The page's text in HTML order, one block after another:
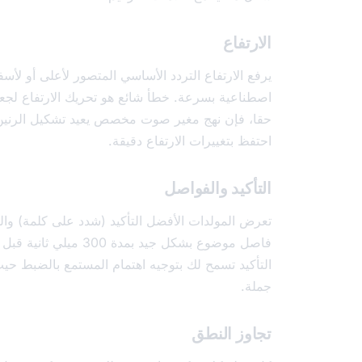
الارتفاع
يرفع الارتفاع التردد الأساسي المتصور لأعلى أو
اصطناعية بسرعة. خطأ شائع هو تحريك الارتفاع
حقا، فإن نهج مغير صوت مخصص يعيد تشكيل الرنين
احتفظ بتغييرات الارتفاع دقيقة.
التأكيد والفواصل
تعرض المولدات الأفضل التأكيد (شدد على كلمة)
فاصل موضوع بشكل
التأكيد تسمح لك بتوجيه اهتمام المستمع بالضبط
جملة.
تجاوز النطق